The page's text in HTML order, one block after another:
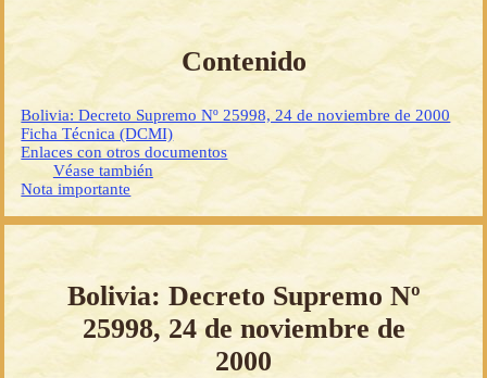
Contenido
Bolivia: Decreto Supremo Nº 25998, 24 de noviembre de 2000
Ficha Técnica (DCMI)
Enlaces con otros documentos
Véase también
Nota importante
Bolivia: Decreto Supremo Nº
25998, 24 de noviembre de
2000